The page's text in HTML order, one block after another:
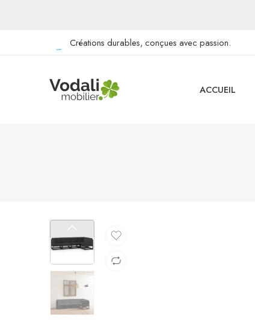
Créations durables, conçues avec passion.
ACCUEIL